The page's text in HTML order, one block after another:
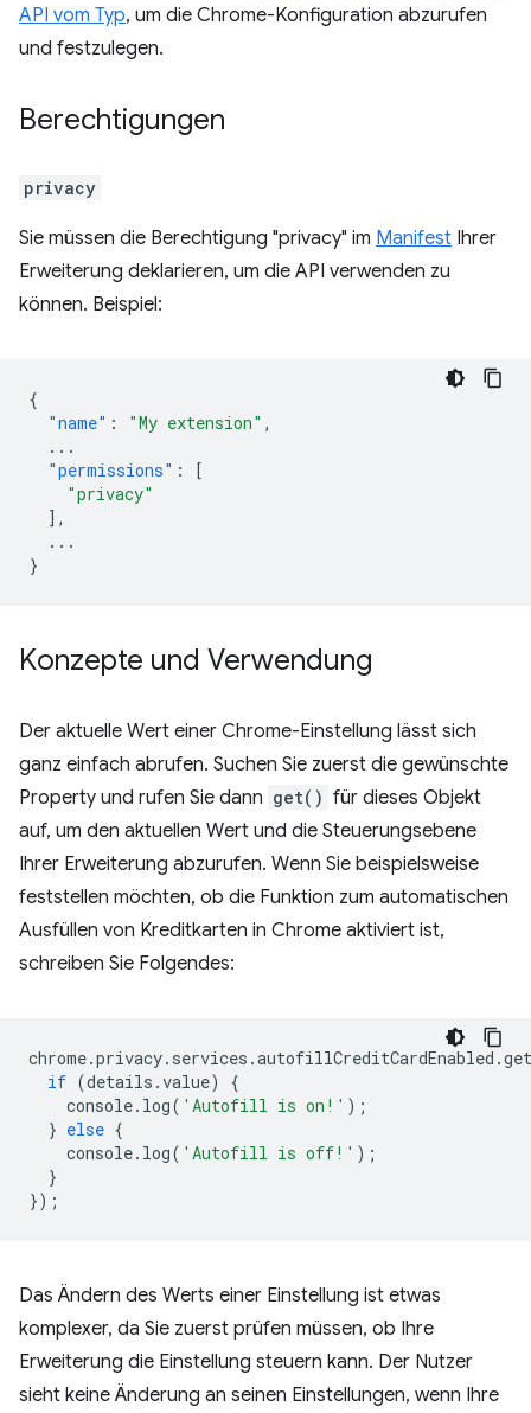
API vom Typ, um die Chrome-Konfiguration abzurufen
und festzulegen.
Berechtigungen
privacy
Sie müssen die Berechtigung "privacy" im Manifest Ihrer
Erweiterung deklarieren, um die API verwenden zu
können. Beispiel:
{
"name" : "My extension" ,
...
"permissions" :
[
"privacy"
],
...
}
Konzepte und Verwendung
Der aktuelle Wert einer Chrome-Einstellung lässt sich
ganz einfach abrufen. Suchen Sie zuerst die gewünschte
Property und rufen Sie dann get() für dieses Objekt
auf, um den aktuellen Wert und die Steuerungsebene
Ihrer Erweiterung abzurufen. Wenn Sie beispielsweise
feststellen möchten, ob die Funktion zum automatischen
Ausfüllen von Kreditkarten in Chrome aktiviert ist,
schreiben Sie Folgendes:
chrome.privacy. services .autofillCreditCardEnabled .get
if (details .value)
{
console. log( 'Autofill is on!' );
} else {
console. log( 'Autofill is off!' );
}
});
Das Ändern des Werts einer Einstellung ist etwas
komplexer, da Sie zuerst prüfen müssen, ob Ihre
Erweiterung die Einstellung steuern kann. Der Nutzer
sieht keine Änderung an seinen Einstellungen, wenn Ihre